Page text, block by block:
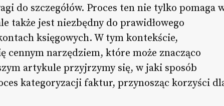
do szczegółów. Proces ten nie tylko pomaga
także jest niezbędny do prawidłowego
księgowych. W tym kontekście,
cennym narzędziem, które może znacząco
artykule przyjrzymy się, w jaki sposób
kategoryzacji faktur, przynosząc korzyści